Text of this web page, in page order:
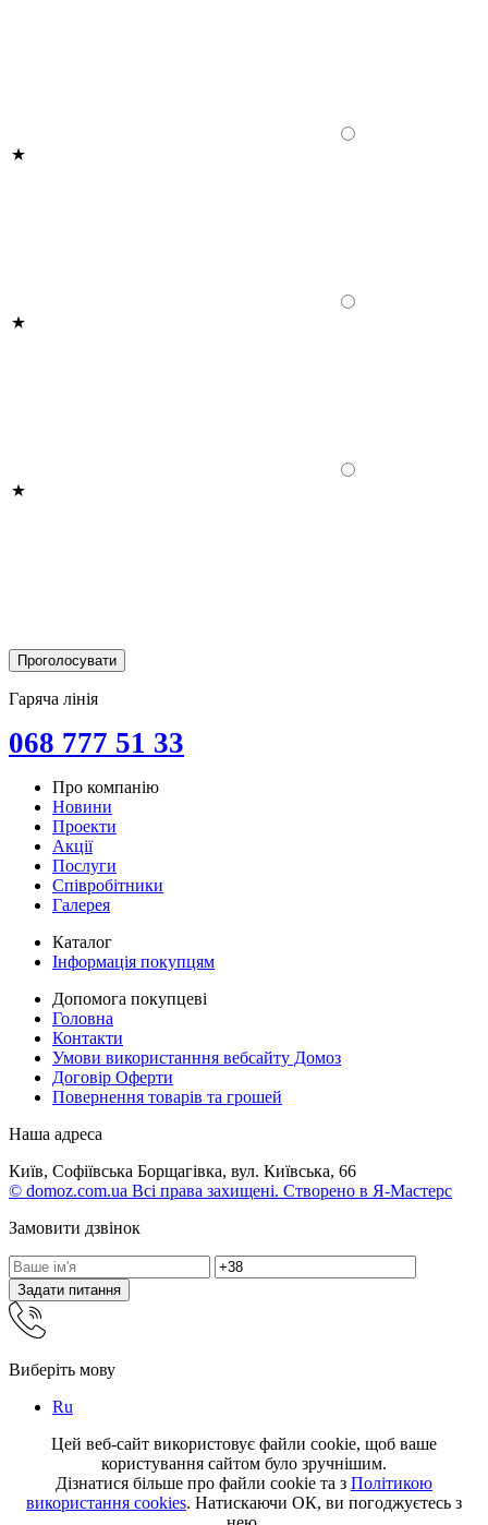
Гаряча лінія
068 777 51 33
Про компанію
Новини
Проекти
Акції
Послуги
Співробітники
Галерея
Каталог
Інформація покупцям
Допомога покупцеві
Головна
Контакти
Умови використанння вебсайту Домоз
Договір Оферти
Повернення товарів та грошей
Наша адреса
Київ, Софіївська Борщагівка, вул. Київська, 66
© domoz.com.ua Всі права захищені. Створено в Я-Мастерс
Замовити дзвінок
Задати питання
Виберіть мову
Ru
Цей веб-сайт використовує файли cookie, щоб ваше
користування сайтом було зручнішим.
Дізнатися більше про файли cookie та з Політикою
використання cookies. Натискаючи ОК, ви погоджуєтесь з